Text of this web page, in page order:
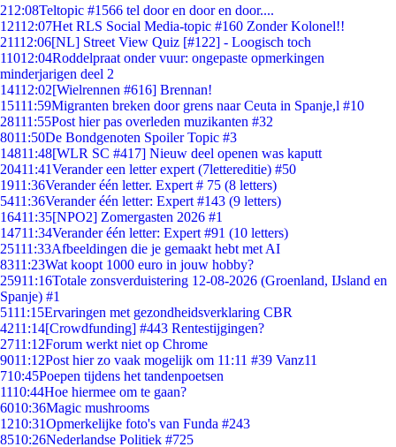
212:08Teltopic #1566 tel door en door en door....
12112:07Het RLS Social Media-topic #160 Zonder Kolonel!!
21112:06[NL] Street View Quiz [#122] - Loogisch toch
11012:04Roddelpraat onder vuur: ongepaste opmerkingen
minderjarigen deel 2
14112:02[Wielrennen #616] Brennan!
15111:59Migranten breken door grens naar Ceuta in Spanje,l #10
28111:55Post hier pas overleden muzikanten #32
8011:50De Bondgenoten Spoiler Topic #3
14811:48[WLR SC #417] Nieuw deel openen was kaputt
20411:41Verander een letter expert (7lettereditie) #50
1911:36Verander één letter. Expert # 75 (8 letters)
5411:36Verander één letter: Expert #143 (9 letters)
16411:35[NPO2] Zomergasten 2026 #1
14711:34Verander één letter: Expert #91 (10 letters)
25111:33Afbeeldingen die je gemaakt hebt met AI
8311:23Wat koopt 1000 euro in jouw hobby?
25911:16Totale zonsverduistering 12-08-2026 (Groenland, IJsland en
Spanje) #1
5111:15Ervaringen met gezondheidsverklaring CBR
4211:14[Crowdfunding] #443 Rentestijgingen?
2711:12Forum werkt niet op Chrome
9011:12Post hier zo vaak mogelijk om 11:11 #39 Vanz11
710:45Poepen tijdens het tandenpoetsen
1110:44Hoe hiermee om te gaan?
6010:36Magic mushrooms
1210:31Opmerkelijke foto's van Funda #243
8510:26Nederlandse Politiek #725